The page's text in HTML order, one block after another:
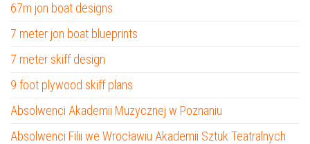
67m jon boat designs
7 meter jon boat blueprints
7 meter skiff design
9 foot plywood skiff plans
Absolwenci Akademii Muzycznej w Poznaniu
Absolwenci Filii we Wrocławiu Akademii Sztuk Teatralnych